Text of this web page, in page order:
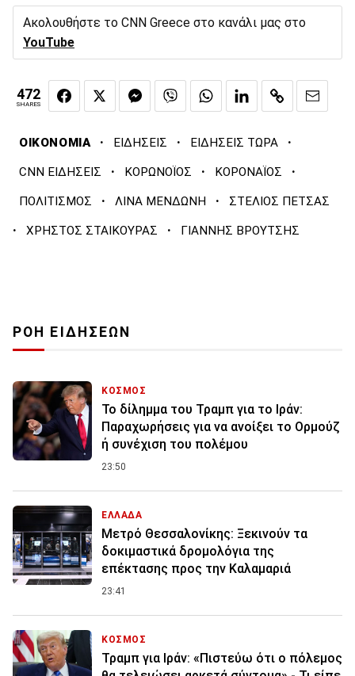
Ακολουθήστε το CNN Greece στο κανάλι μας στο
YouTube
472
SHARES
ΟΙΚΟΝΟΜΙΑ · ΕΙΔΗΣΕΙΣ · ΕΙΔΗΣΕΙΣ ΤΩΡΑ ·
CNN ΕΙΔΗΣΕΙΣ · ΚΟΡΩΝΟΪΟΣ · ΚΟΡΟΝΑΪΟΣ ·
ΠΟΛΙΤΙΣΜΟΣ · ΛΙΝΑ ΜΕΝΔΩΝΗ · ΣΤΕΛΙΟΣ ΠΕΤΣΑΣ
· ΧΡΗΣΤΟΣ ΣΤΑΙΚΟΥΡΑΣ · ΓΙΑΝΝΗΣ ΒΡΟΥΤΣΗΣ
ΡΟΗ ΕΙΔΗΣΕΩΝ
ΚΟΣΜΟΣ
Το δίλημμα του Τραμπ για το Ιράν:
Παραχωρήσεις για να ανοίξει το Ορμούζ
ή συνέχιση του πολέμου
23:50
ΕΛΛΑΔΑ
Μετρό Θεσσαλονίκης: Ξεκινούν τα
δοκιμαστικά δρομολόγια της
επέκτασης προς την Καλαμαριά
23:41
ΚΟΣΜΟΣ
Τραμπ για Ιράν: «Πιστεύω ότι ο πόλεμος